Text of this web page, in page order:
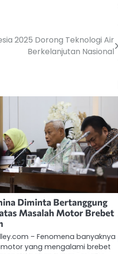
2025 Dorong Teknologi Air
Berkelanjutan Nasional
Diminta Bertanggung
Masalah Motor Brebet
– Fenomena banyaknya
yang mengalami brebet